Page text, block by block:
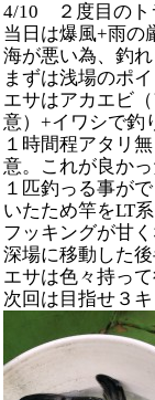
4/10 ２度目のト
当日は爆風+雨の
海が悪い為、釣
まずは浅場のポ
エサはアカエビ
意）+イワシで釣
１時間程アタリ
意。これが良か
１匹釣っる事が
いたため竿をLT
フッキングが甘
深場に移動した
エサは色々持っ
次回は目指せ３